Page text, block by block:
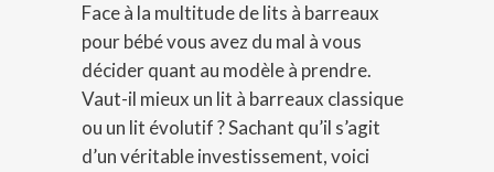
Face à la multitude de lits à barreaux
pour bébé vous avez du mal à vous
décider quant au modèle à prendre.
Vaut-il mieux un lit à barreaux classique
ou un lit évolutif ? Sachant qu’il s’agit
d’un véritable investissement, voici